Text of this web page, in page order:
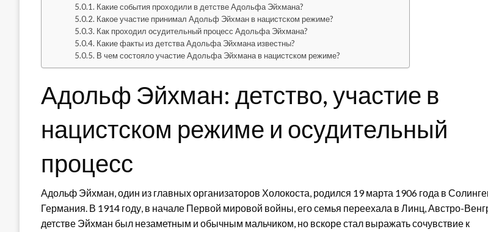
Какие события проходили в детстве Адольфа Эйхмана?
Какое участие принимал Адольф Эйхман в нацистском режиме?
Как проходил осудительный процесс Адольфа Эйхмана?
Какие факты из детства Адольфа Эйхмана известны?
В чем состояло участие Адольфа Эйхмана в нацистском режиме?
Адольф Эйхман: детство, участие в
нацистском режиме и осудительный
процесс
Адольф Эйхман, один из главных организаторов Холокоста, родился 19 марта 1906 года в
Германия. В 1914 году, в начале Первой мировой войны, его семья переехала в Линц, Австро-
детстве Эйхман был незаметным и обычным мальчиком, но вскоре стал выражать сочувствие к